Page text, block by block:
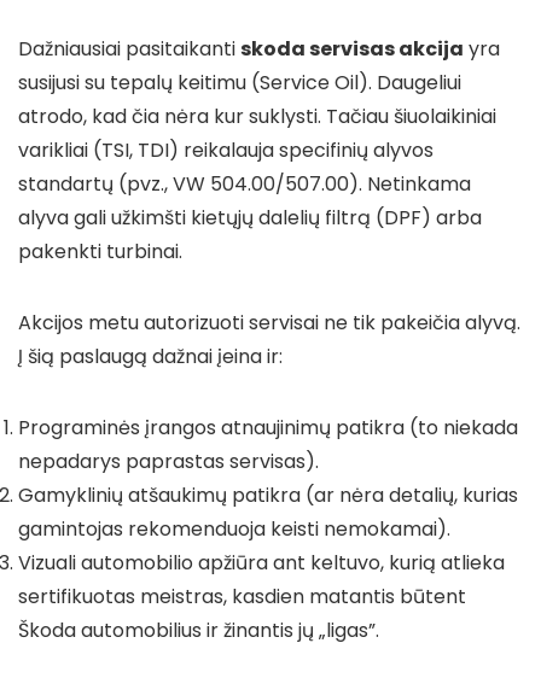
Dažniausiai pasitaikantiskoda servisas akcija yra
susijusi su tepalų keitimu (Service Oil). Daugeliui
atrodo, kad čia nėra kur suklysti. Tačiau šiuolaikiniai
varikliai (TSI, TDI) reikalauja specifinių alyvos
standartų (pvz., VW 504.00/507.00). Netinkama
alyva gali užkimšti kietųjų dalelių filtrą (DPF) arba
pakenkti turbinai.
Akcijos metu autorizuoti servisai ne tik pakeičia alyvą.
Į šią paslaugą dažnai įeina ir:
Programinės įrangos atnaujinimų patikra (to niekada
nepadarys paprastas servisas).
Gamyklinių atšaukimų patikra (ar nėra detalių, kurias
gamintojas rekomenduoja keisti nemokamai).
Vizuali automobilio apžiūra ant keltuvo, kurią atlieka
sertifikuotas meistras, kasdien matantis būtent
Škoda automobilius ir žinantis jų „ligas”.